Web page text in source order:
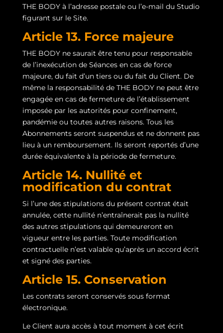
THE BODY à l’adresse postale ou l’e-mail du Studio
figurant sur le Site.
Article 13. Force majeure
THE BODY ne saurait être tenu pour responsable
de l’inexécution de Séances en cas de force
majeure, du fait d’un tiers ou du fait du Client. De
même la responsabilité de THE BODY ne peut être
engagée en cas de fermeture de l’établissement
imposée par les autorités pour confinement,
pandémie ou toutes autres raisons. Tous les
Abonnements seront suspendus et ne donnent pas
lieu à un remboursement. Ils seront reportés d’une
durée équivalente à la période de fermeture.
Article 14. Nullité et
modification du contrat
Si l’une des stipulations du présent contrat était
annulée, cette nullité n’entraînerait pas la nullité
des autres stipulations qui demeureront en
vigueur entre les parties. Toute modification
contractuelle n’est valable qu’après un accord écrit
et signé des parties.
Article 15. Conservation
Les contrats seront conservés sous format
électronique.
Le Client aura accès à tout moment à cet écrit